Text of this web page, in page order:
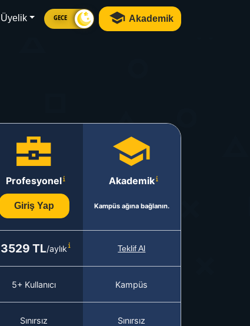
Üyelik GECE Akademik
Profesyonel
Giriş Yap
Akademik
Kampüs ağına bağlanın.
3529 TL/aylık Teklif Al
5+ Kullanıcı Kampüs
Sınırsız Sınırsız